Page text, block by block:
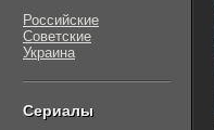
Российские
Советские
Украина
Сериалы